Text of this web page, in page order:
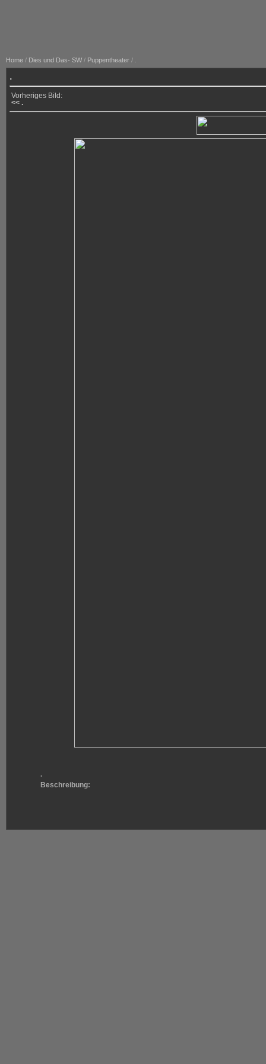
Home / Dies und Das- SW / Puppentheater / .
.
Vorheriges Bild:
<< .
.
Beschreibung: